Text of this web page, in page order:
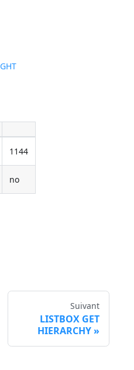
1144
no
Suivant
LISTBOX GET
HIERARCHY